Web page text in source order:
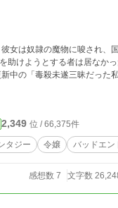
女は奴隷の魔物に唆され、
助けようとする者は居なか
中の「毒殺未遂三昧だった
2,349 位 / 66,375件
タジー 令嬢 バッドエン
感想数 7 文字数